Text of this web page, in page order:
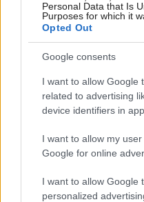
Personal Data that Is
Purposes for which it
Opted Out
Google consents
I want to allow Google
related to advertising
device identifiers in
I want to allow my
Google for online
I want to allow Google
personalized
detská izba,drevo,ružová